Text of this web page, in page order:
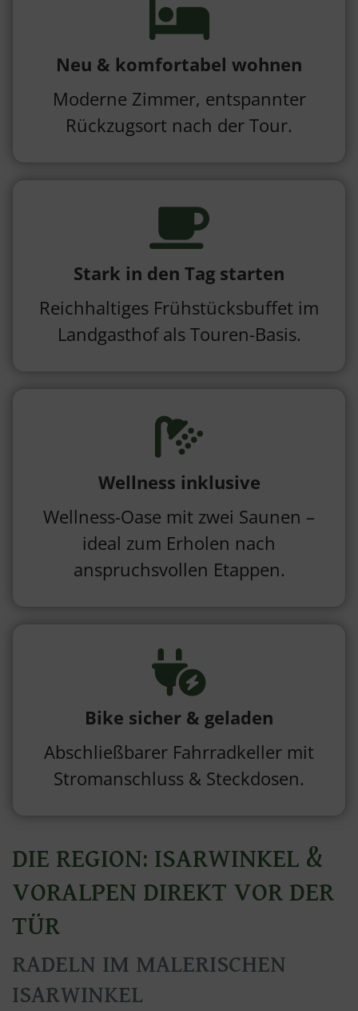
Neu & komfortabel wohnen
Moderne Zimmer, entspannter
Rückzugsort nach der Tour.
Stark in den Tag starten
Reichhaltiges Frühstücksbuffet im
Landgasthof als Touren-Basis.
Wellness inklusive
Wellness-Oase mit zwei Saunen –
ideal zum Erholen nach
anspruchsvollen Etappen.
Bike sicher & geladen
Abschließbarer Fahrradkeller mit
Stromanschluss & Steckdosen.
DIE REGION: ISARWINKEL &
VORALPEN DIREKT VOR DER
TÜR
RADELN IM MALERISCHEN
ISARWINKEL